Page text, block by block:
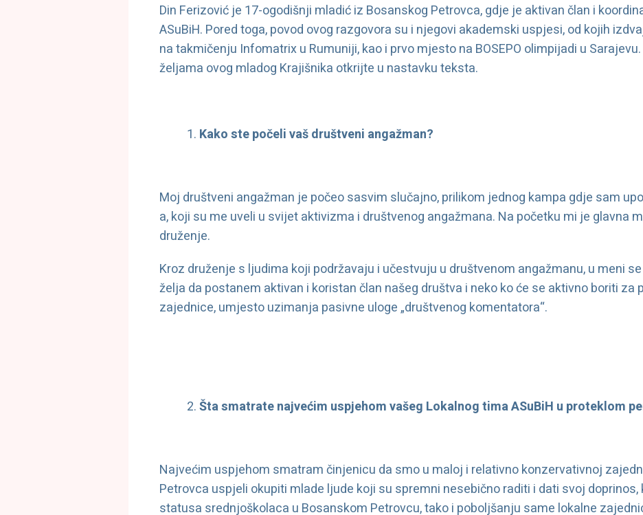
Din Ferizović je 17-ogodišnji mladić iz Bosanskog Petrovca, gdje je aktivan član i
ASuBiH. Pored toga, povod ovog razgovora su i njegovi akademski uspjesi, od kojih
na takmičenju Infomatrix u Rumuniji, kao i prvo mjesto na BOSEPO olimpijadi u
željama ovog mladog Krajišnika otkrijte u nastavku teksta.
Kako ste počeli vaš društveni angažman?
Moj društveni angažman je počeo sasvim slučajno, prilikom jednog kampa gdje sam
a, koji su me uveli u svijet aktivizma i društvenog angažmana. Na početku mi je glavna
druženje.
Kroz druženje s ljudima koji podržavaju i učestvuju u društvenom angažmanu, u meni
želja da postanem aktivan i koristan član našeg društva i neko ko će se aktivno boriti za
zajednice, umjesto uzimanja pasivne uloge „društvenog komentatora“.
Šta smatrate najvećim uspjehom vašeg Lokalnog tima ASuBiH u proteklom
Najvećim uspjehom smatram činjenicu da smo u maloj i relativno konzervativnoj
Petrovca uspjeli okupiti mlade ljude koji su spremni nesebično raditi i dati svoj
statusa srednjoškolaca u Bosanskom Petrovcu, tako i poboljšanju same lokalne